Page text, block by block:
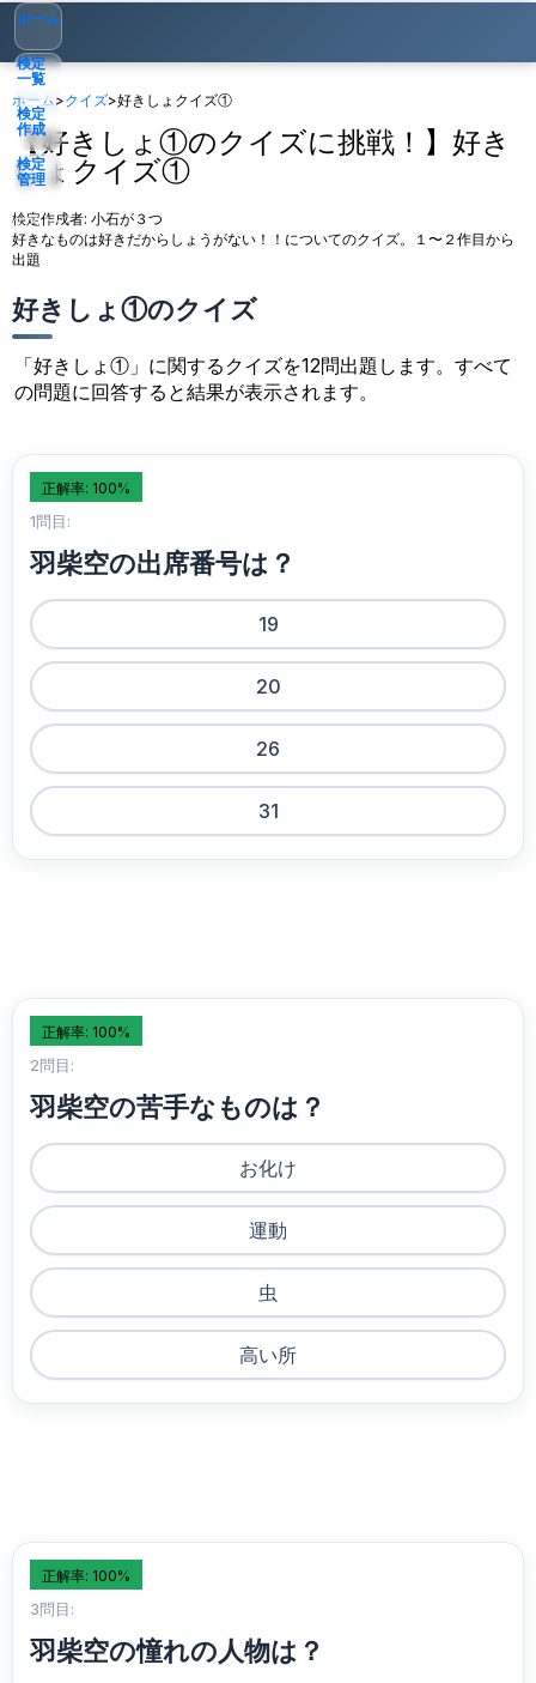
ホーム
検定
一覧
検定
作成
検定
管理
ゲスト▾
ホーム>クイズ>好きしょクイズ①
【好きしょ①のクイズに挑戦！】好き
しょクイズ①
検定作成者: 小石が３つ
好きなものは好きだからしょうがない！！についてのクイズ。１〜２作目から
出題
好きしょ①のクイズ
「好きしょ①」に関するクイズを12問出題します。すべて
の問題に回答すると結果が表示されます。
正解率: 100%
1問目:
羽柴空の出席番号は？
19
20
26
31
正解率: 100%
2問目:
羽柴空の苦手なものは？
お化け
運動
虫
高い所
正解率: 100%
3問目:
羽柴空の憧れの人物は？